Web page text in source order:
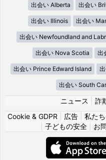
出会い Alberta 出会い
出会い Illinois 出会い
出会い Newfoundland and
出会い Nova Scotia 出
出会い Prince Edward Island
出会い South
ニュース 詐
Cookie & GDPR
広告 私た
子どもの安全| お